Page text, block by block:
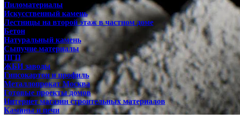
Пиломатериалы
Искусственный камень
Лестницы на второй этаж в частном доме
Бетон
Натуральный камень
Сыпучие материалы
ПГП
ЖБИ заводы
Гипсокартон и профиль
Металлопрокат Москва
Готовые проекты домов
Интернет магазин строительных материалов
Камины и печи